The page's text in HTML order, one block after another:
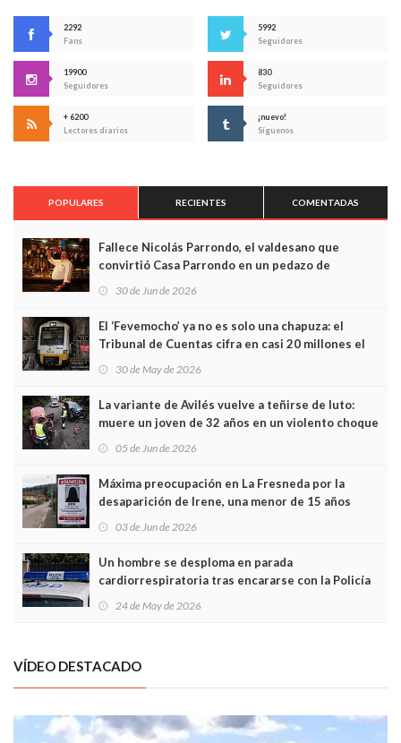
2292
Fans
5992
Seguidores
19900
Seguidores
830
Seguidores
+ 6200
Lectores diarios
¡nuevo!
Síguenos
POPULARES RECIENTES COMENTADAS
Fallece Nicolás Parrondo, el valdesano que
convirtió Casa Parrondo en un pedazo de
Asturias en Madrid
30 de Jun de 2026
El ‘Fevemocho’ ya no es solo una chapuza: el
Tribunal de Cuentas cifra en casi 20 millones el
sobrecoste de los trenes que no cabían por los
30 de May de 2026
La variante de Avilés vuelve a teñirse de luto:
muere un joven de 32 años en un violento choque
frontal
05 de Jun de 2026
Máxima preocupación en La Fresneda por la
desaparición de Irene, una menor de 15 años
03 de Jun de 2026
Un hombre se desploma en parada
cardiorrespiratoria tras encararse con la Policía
Local en Luanco
24 de May de 2026
VÍDEO DESTACADO